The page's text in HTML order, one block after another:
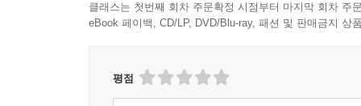
클래스는 첫번째 회차 주문확정 시점부터 마지막 회차 주
eBook 페이백, CD/LP, DVD/Blu-ray, 패션 및 판매금지 상
평점